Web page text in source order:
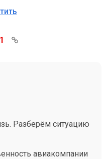
1
Разберём ситуацию
авиакомпании